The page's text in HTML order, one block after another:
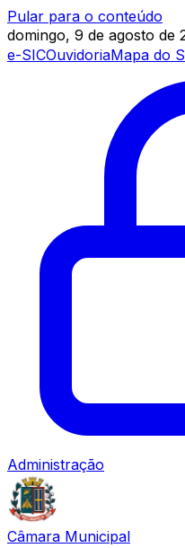
Pular para o conteúdo
domingo, 9 de agosto de
e-SICOuvidoriaMapa do
Administração
Câmara Municipal